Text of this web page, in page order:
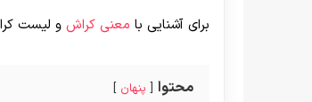
برای آشنایی با معنی کراش و لیست
محتوا پنهان